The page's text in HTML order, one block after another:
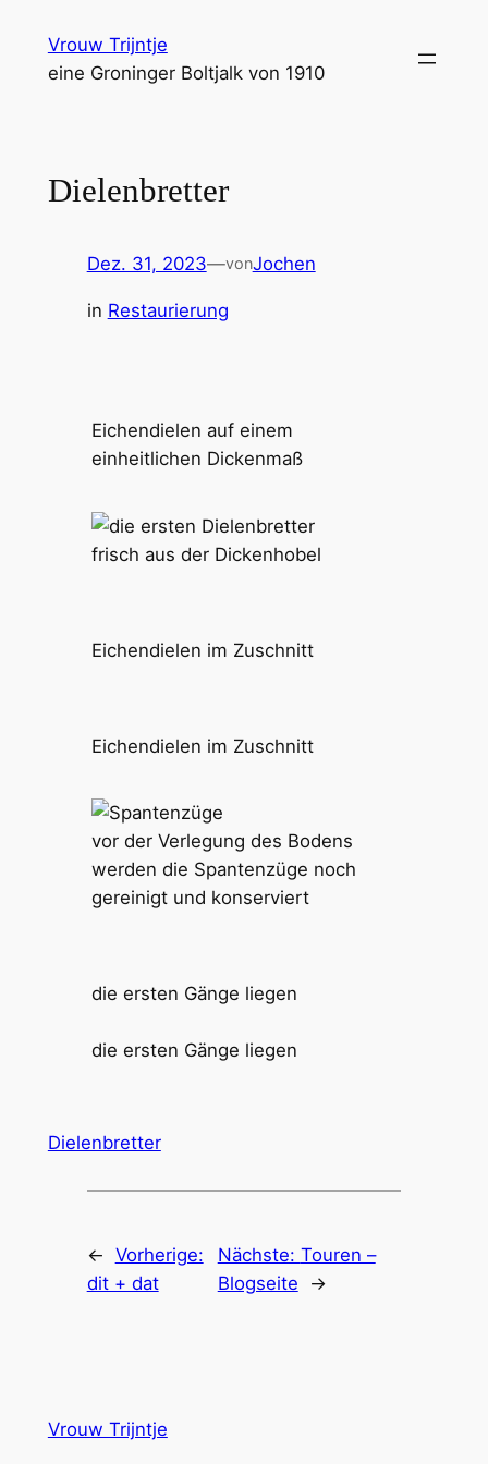
Inhalt
springen
Vrouw Trijntje
eine Groninger Boltjalk von 1910
Dielenbretter
Dez. 31, 2023—vonJochen
in Restaurierung
Eichendielen auf einem
einheitlichen Dickenmaß
frisch aus der Dickenhobel
Eichendielen im Zuschnitt
Eichendielen im Zuschnitt
vor der Verlegung des Bodens
werden die Spantenzüge noch
gereinigt und konserviert
die ersten Gänge liegen
die ersten Gänge liegen
Dielenbretter
← Vorherige:
dit + dat
Nächste: Touren –
Blogseite
→
Vrouw Trijntje